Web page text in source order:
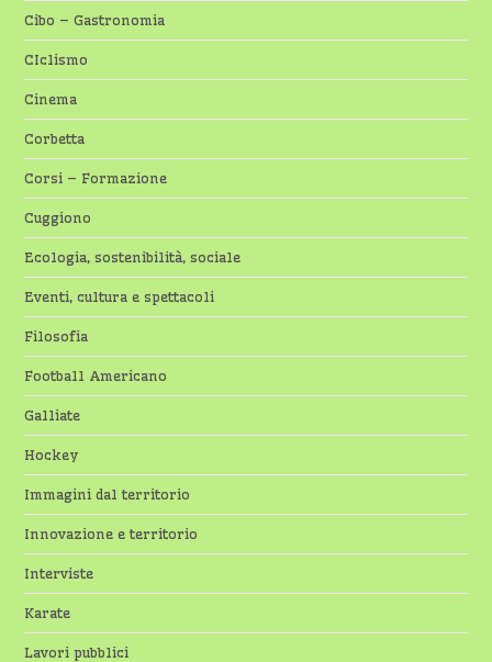
Cibo – Gastronomia
CIclismo
Cinema
Corbetta
Corsi – Formazione
Cuggiono
Ecologia, sostenibilità, sociale
Eventi, cultura e spettacoli
Filosofia
Football Americano
Galliate
Hockey
Immagini dal territorio
Innovazione e territorio
Interviste
Karate
Lavori pubblici